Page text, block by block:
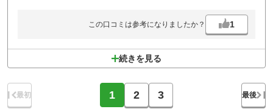
この口コミは参考になりましたか？ 1
続きを見る
最初 1 2 3 最後